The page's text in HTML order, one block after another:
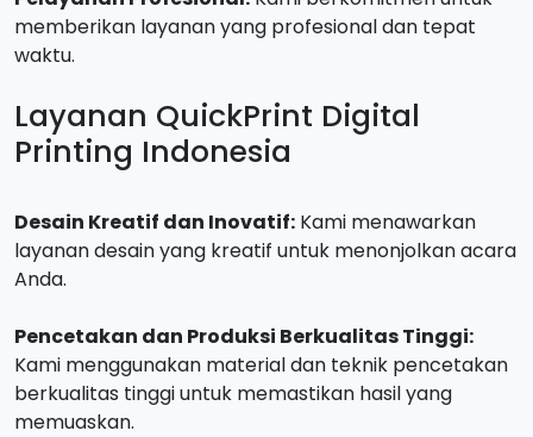
memberikan layanan yang profesional dan tepat
waktu.
Layanan QuickPrint Digital
Printing Indonesia
Desain Kreatif dan Inovatif: Kami menawarkan
layanan desain yang kreatif untuk menonjolkan acara
Anda.
Pencetakan dan Produksi Berkualitas Tinggi:
Kami menggunakan material dan teknik pencetakan
berkualitas tinggi untuk memastikan hasil yang
memuaskan.